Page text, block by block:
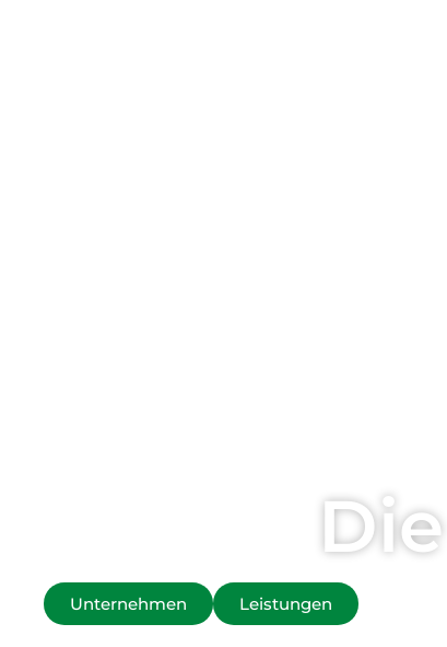
Unternehmen Leistungen